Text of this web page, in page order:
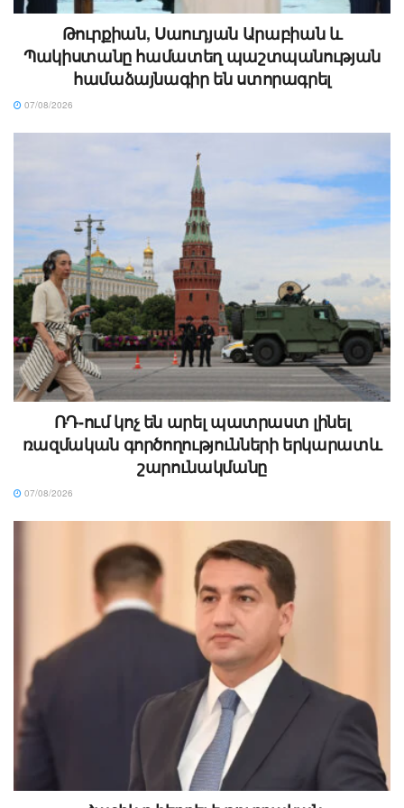
Թուրքիան, Սաուդյան Արաբիան և
Պակիստանը համատեղ պաշտպանության
համաձայնագիր են ստորագրել
07/08/2026
ՌԴ-ում կոչ են արել պատրաստ լինել
ռազմական գործողությունների երկարատև
շարունակմանը
07/08/2026